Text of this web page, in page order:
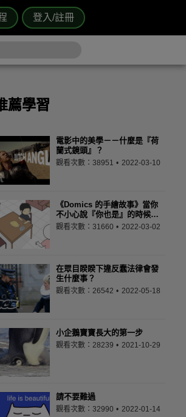
登入/註冊
薦學習
電影中的美學－－什麼是『荷
蘭式鏡頭』？
觀看次數：38951 2022-03-10
《Domics 的手繪故事》當你
不小心說『你也是』的時候…
觀看次數：31660 2022-03-02
在眾目睽睽下違反蠢法律會發
生什麼事？
觀看次數：26542 2022-05-18
小企鵝寶寶長大的第一步
觀看次數：28239 2021-10-29
請不要難過
觀看次數：32990 2022-01-14